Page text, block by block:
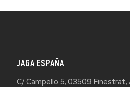
JAGA ESPAÑA
C/ Campello 5, 03509 Finestrat,